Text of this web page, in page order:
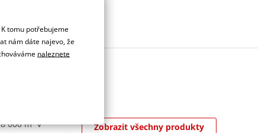
000 m² v
Zobrazit všechny produkty
tomu potřebujeme
nám dáte najevo, že
naleznete